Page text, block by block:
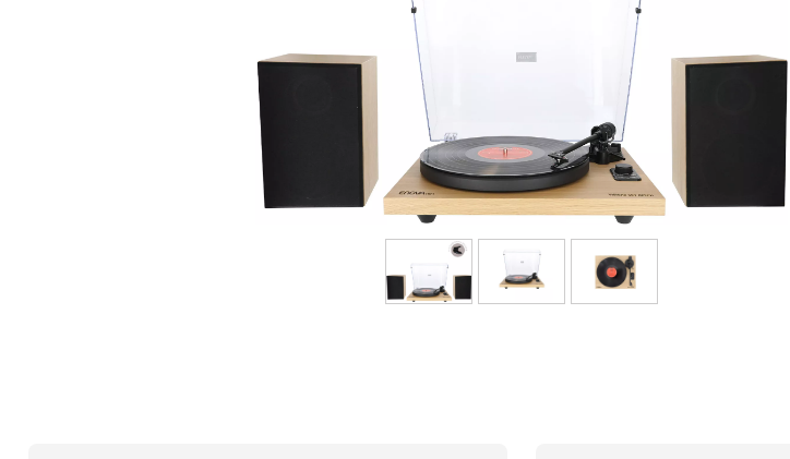
Bekijk onze merken